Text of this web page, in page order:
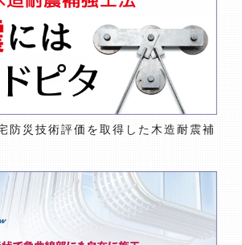
防災技術評価を取得した木造耐震補